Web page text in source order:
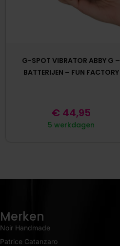
G-SPOT VIBRATOR ABBY G –
BATTERIJEN – FUN FACTORY
5 werkdagen
€ 44,95
Merken
Noir Handmade
Patrice Catanzaro